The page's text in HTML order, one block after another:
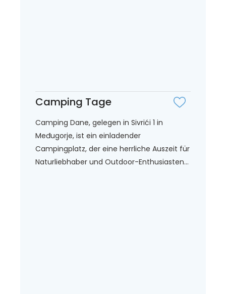
Camping Tage
Camping Dane, gelegen in Sivrići 1 in
Međugorje, ist ein einladender
Campingplatz, der eine herrliche Auszeit für
Naturliebhaber und Outdoor-Enthusiasten...